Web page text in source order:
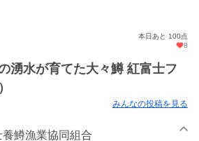
本日あと 100点
8
湧水が育てた大々鱒 紅富士フ
みんなの投稿を見る
鱒漁業協同組合